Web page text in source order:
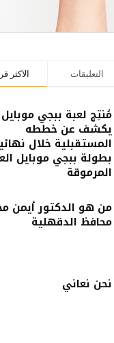
الاكثر التعليقات
مُنتِج لعبة ببجي موبايل
يكشف عن خططه
المستقبلية خلال
بطولة ببجي موبايل
المرموقة
من هو الدكتور أيمن
محافظ الدقهلية
نحن نعاني